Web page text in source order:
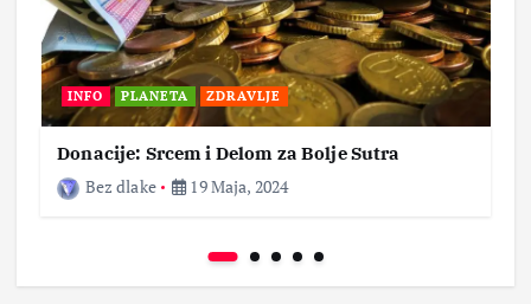
INFO PLANETA ZDRAVLJE
Donacije: Srcem i Delom za Bolje Sutra
Bez dlake
19 Maja, 2024